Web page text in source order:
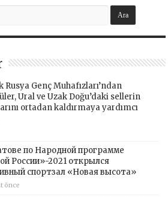
Rusya Genç Muhafızları’ndan
Ural ve Uzak Doğu’daki sellerin
ortadan kaldırmaya yardımcı
по Народной программе
России»-2021 открылся
спортзал «Новая высота»
önce